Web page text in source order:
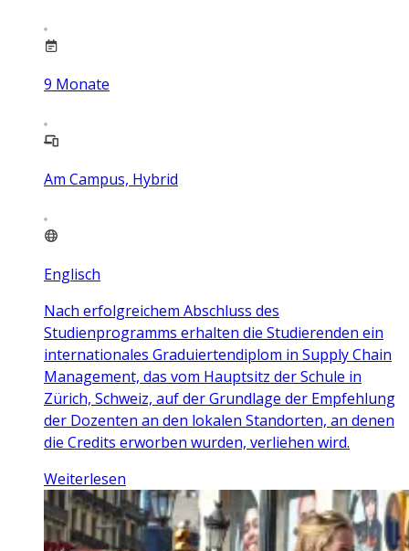
9 Monate
Am Campus, Hybrid
Englisch
Nach erfolgreichem Abschluss des
Studienprogramms erhalten die Studierenden ein
internationales Graduiertendiplom in Supply Chain
Management, das vom Hauptsitz der Schule in
Zürich, Schweiz, auf der Grundlage der Empfehlung
der Dozenten an den lokalen Standorten, an denen
die Credits erworben wurden, verliehen wird.
Weiterlesen